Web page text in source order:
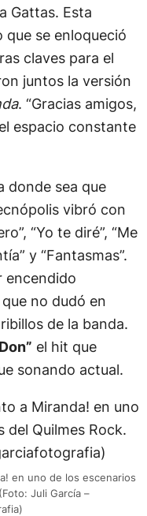
Gattas. Esta
que se enloqueció
claves para el
juntos la versión
. “Gracias amigos,
espacio constante
donde sea que
vibró con
“Yo te diré”, “Me
y “Fantasmas”.
encendido
no dudó en
de la banda.
el hit que
sonando actual.
en uno de los escenarios
Juli García –